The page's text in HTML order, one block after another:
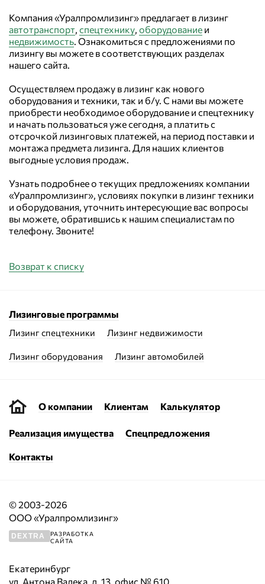
Компания «Уралпромлизинг» предлагает в лизинг
автотранспорт, спецтехнику, оборудование и
недвижимость. Ознакомиться с предложениями по
лизингу вы можете в соответствующих разделах
нашего сайта.
Осуществляем продажу в лизинг как нового
оборудования и техники, так и б/у. С нами вы можете
приобрести необходимое оборудование и спецтехнику
и начать пользоваться уже сегодня, а платить с
отсрочкой лизинговых платежей, на период поставки и
монтажа предмета лизинга. Для наших клиентов
выгодные условия продаж.
Узнать подробнее о текущих предложениях компании
«Уралпромлизинг», условиях покупки в лизинг техники
и оборудования, уточнить интересующие вас вопросы
вы можете, обратившись к нашим специалистам по
телефону. Звоните!
Возврат к списку
Лизинговые программы
Лизинг спецтехники Лизинг недвижимости
Лизинг оборудования Лизинг автомобилей
О компании Клиентам Калькулятор
Реализация имущества Спецпредложения
Контакты
© 2003-2026
ООО «Уралпромлизинг»
DEXTRA
РАЗРАБОТКА
САЙТА
Екатеринбург
ул. Антона Валека, д. 13, офис № 610